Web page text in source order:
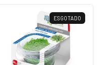
ESGOTADO